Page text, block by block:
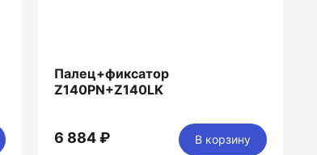
Палец+фиксатор
Z140PN+Z140LK
6 884 ₽ В корзину